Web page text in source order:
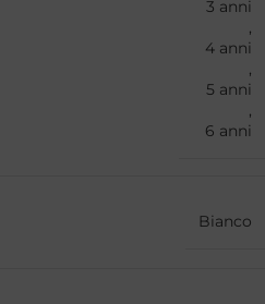
3 anni
,
4 anni
,
5 anni
,
6 anni
Bianco